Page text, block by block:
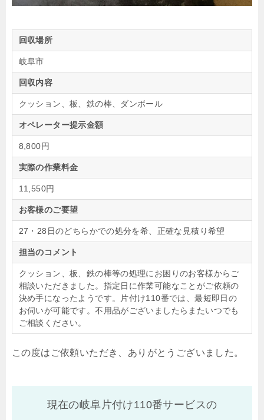
回収場所
岐阜市
回収内容
クッション、板、鉄の棒、ダンボール
オペレーター提示金額
8,800円
実際の作業料金
11,550円
お客様のご要望
27・28日のどちらかでの処分を希、正確な見積り希望
担当のコメント
クッション、板、鉄の棒等の処理にお困りのお客様からご
相談いただきました。指定日に作業可能なことがご依頼の
決め手になったようです。片付け110番では、最短即日の
お伺いが可能です。不用品がございましたらまたいつでも
ご相談ください。
この度はご依頼いただき、ありがとうございました。
現在の岐阜片付け110番サービスの